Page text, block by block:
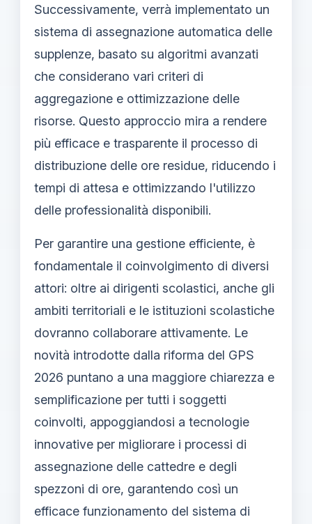
Successivamente, verrà implementato un
sistema di assegnazione automatica delle
supplenze, basato su algoritmi avanzati
che considerano vari criteri di
aggregazione e ottimizzazione delle
risorse. Questo approccio mira a rendere
più efficace e trasparente il processo di
distribuzione delle ore residue, riducendo i
tempi di attesa e ottimizzando l'utilizzo
delle professionalità disponibili.
Per garantire una gestione efficiente, è
fondamentale il coinvolgimento di diversi
attori: oltre ai dirigenti scolastici, anche gli
ambiti territoriali e le istituzioni scolastiche
dovranno collaborare attivamente. Le
novità introdotte dalla riforma del GPS
2026 puntano a una maggiore chiarezza e
semplificazione per tutti i soggetti
coinvolti, appoggiandosi a tecnologie
innovative per migliorare i processi di
assegnazione delle cattedre e degli
spezzoni di ore, garantendo così un
efficace funzionamento del sistema di